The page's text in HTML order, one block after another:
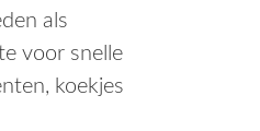
als
voor snelle
koekjes